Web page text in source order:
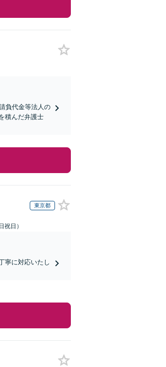
負代金等法人の
積んだ弁護士
東京都
祝日）
寧に対応いたし